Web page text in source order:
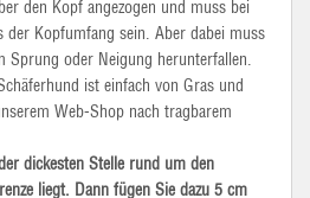
den Kopf angezogen und muss bei
der Kopfumfang sein. Aber dabei muss
Sprung oder Neigung herunterfallen.
ist einfach von Gras und
Web-Shop nach tragbarem
dickesten Stelle rund um den
liegt. Dann fügen Sie dazu 5 cm